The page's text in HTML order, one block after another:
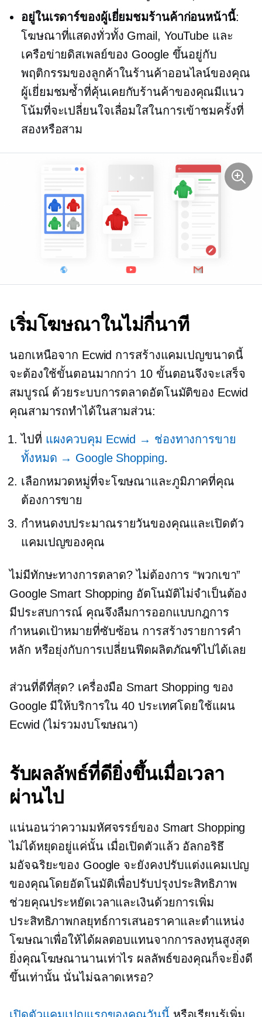
อยู่ในเรดาร์ของผู้เยี่ยมชมร้านค้าก่อนหน้านี้:
โฆษณาที่แสดงทั่วทั้ง Gmail, YouTube และ
เครือข่ายดิสเพลย์ของ Google ขึ้นอยู่กับ
พฤติกรรมของลูกค้าในร้านค้าออนไลน์ของคุณ
ผู้เยี่ยมชมซ้ำที่คุ้นเคยกับร้านค้าของคุณมีแนว
โน้มที่จะเปลี่ยนใจเลื่อมใสในการเข้าชมครั้งที่
สองหรือสาม
เริ่มโฆษณาในไม่กี่นาที
นอกเหนือจาก Ecwid การสร้างแคมเปญขนาดนี้
จะต้องใช้ขั้นตอนมากกว่า 10 ขั้นตอนจึงจะเสร็จ
สมบูรณ์ ด้วยระบบการตลาดอัตโนมัติของ Ecwid
คุณสามารถทำได้ในสามส่วน:
ไปที่ แผงควบคุม Ecwid → ช่องทางการขาย
ทั้งหมด → Google Shopping.
เลือกหมวดหมู่ที่จะโฆษณาและภูมิภาคที่คุณ
ต้องการขาย
กำหนดงบประมาณรายวันของคุณและเปิดตัว
แคมเปญของคุณ
ไม่มีทักษะทางการตลาด? ไม่ต้องการ “พวกเขา”
Google Smart Shopping อัตโนมัติไม่จำเป็นต้อง
มีประสบการณ์ คุณจึงลืมการออกแบบกฎการ
กำหนดเป้าหมายที่ซับซ้อน การสร้างรายการคำ
หลัก หรือยุ่งกับการเปลี่ยนฟีดผลิตภัณฑ์ไปได้เลย
ส่วนที่ดีที่สุด? เครื่องมือ Smart Shopping ของ
Google มีให้บริการใน 40 ประเทศโดยใช้แผน
Ecwid (ไม่รวมงบโฆษณา)
รับผลลัพธ์ที่ดียิ่งขึ้นเมื่อเวลา
ผ่านไป
แน่นอนว่าความมหัศจรรย์ของ Smart Shopping
ไม่ได้หยุดอยู่แค่นั้น เมื่อเปิดตัวแล้ว อัลกอริธึ
มอัจฉริยะของ Google จะยังคงปรับแต่งแคมเปญ
ของคุณโดยอัตโนมัติเพื่อปรับปรุงประสิทธิภาพ
ช่วยคุณประหยัดเวลาและเงินด้วยการเพิ่ม
ประสิทธิภาพกลยุทธ์การเสนอราคาและตำแหน่ง
โฆษณาเพื่อให้ได้ผลตอบแทนจากการลงทุนสูงสุด
ยิ่งคุณโฆษณานานเท่าไร ผลลัพธ์ของคุณก็จะยิ่งดี
ขึ้นเท่านั้น นั่นไม่ฉลาดเหรอ?